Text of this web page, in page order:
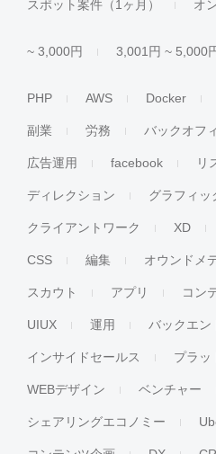
スポット案件（1ヶ月） オ
~ 3,000円 3,001円 ~ 5,000
PHP AWS Docker
副業 労務 バックオフ
広告運用 facebook リ
ディレクション グラフィッ
クライアントワーク XD
CSS 編集 オウンドメ
スカウト アプリ コン
UIUX 運用 バックエン
インサイドセールス プラッ
WEBデザイン ベンチャー
シェアリングエコノミー